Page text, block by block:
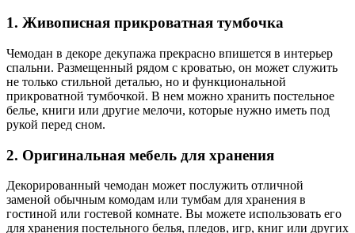
1. Живописная прикроватная тумбочка
Чемодан в декоре декупажа прекрасно впишется в интерьер
спальни. Размещенный рядом с кроватью, он может служить
не только стильной деталью, но и функциональной
прикроватной тумбочкой. В нем можно хранить постельное
белье, книги или другие мелочи, которые нужно иметь под
рукой перед сном.
2. Оригинальная мебель для хранения
Декорированный чемодан может послужить отличной
заменой обычным комодам или тумбам для хранения в
гостиной или гостевой комнате. Вы можете использовать его
для хранения постельного белья, пледов, игр, книг или других